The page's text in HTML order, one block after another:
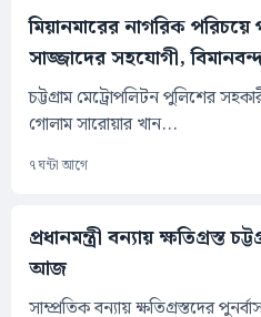
মিয়ানমারের নাগরিক পরিচয়ে
সাজ্জাদের সহযোগী,
চট্টগ্রাম মেট্রোপলিটন পুলিশের
গোলাম সারোয়ার খান...
৭ ঘন্টা আগে
প্রধানমন্ত্রী বন্যায় ক্ষতিগ্রস্ত
আজ
সাম্প্রতিক বন্যায় ক্ষতিগ্রস্তদের